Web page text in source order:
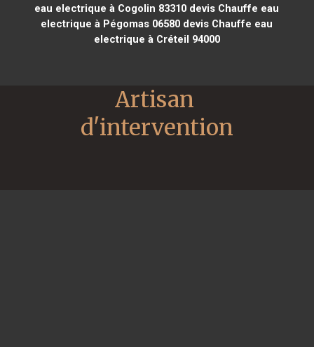
eau electrique à Cogolin 83310 devis Chauffe eau
electrique à Pégomas 06580 devis Chauffe eau
electrique à Créteil 94000
Artisan
d'intervention